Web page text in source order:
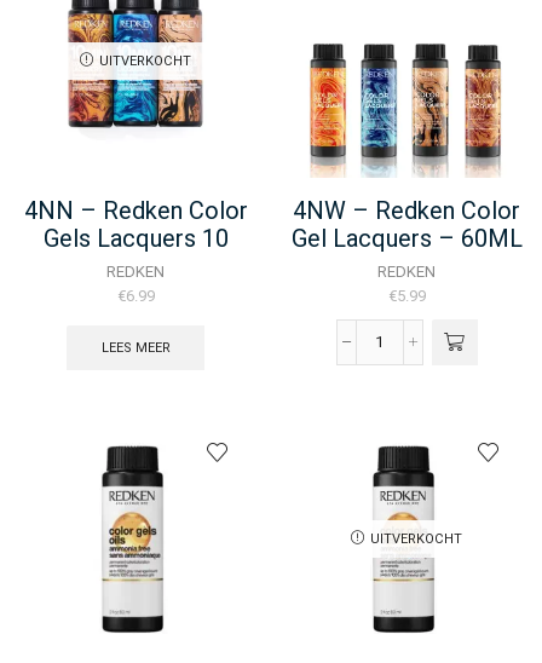
-
60ML
aantal
UITVERKOCHT
4NN – Redken Color
Gels Lacquers 10
MIN – 60ML
REDKEN
€6.99
LEES MEER
4NW – Redken Color
Gel Lacquers – 60ML
REDKEN
€5.99
4NW
Gel
Lacquers
-
60ML
aantal
UITVERKOCHT